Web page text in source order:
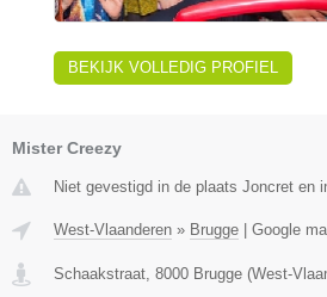
BEKIJK VOLLEDIG PROFIEL
Mister Creezy
Niet gevestigd in de plaats Joncret en
West-Vlaanderen » Brugge Google
Schaakstraat, 8000 Brugge (West-